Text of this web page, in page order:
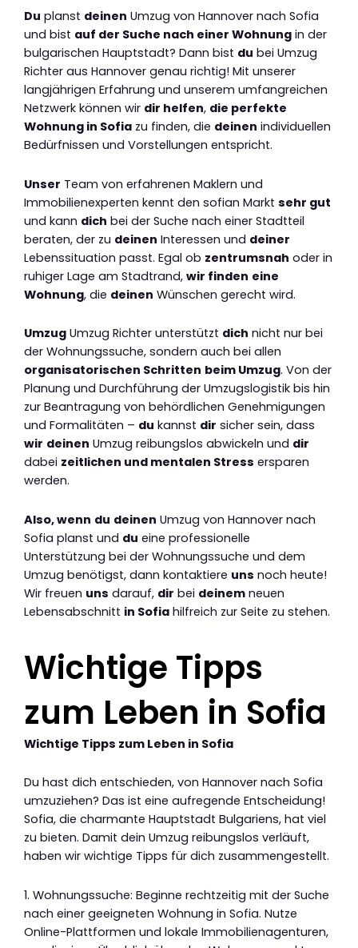
Du planst deinen Umzug von Hannover nach Sofia
und bist auf der Suche nach einer Wohnung in der
bulgarischen Hauptstadt? Dann bist du bei Umzug
Richter aus Hannover genau richtig! Mit unserer
langjährigen Erfahrung und unserem umfangreichen
Netzwerk können wir dir helfen, die perfekte
Wohnung in Sofia zu finden, die deinen individuellen
Bedürfnissen und Vorstellungen entspricht.
Unser Team von erfahrenen Maklern und
Immobilienexperten kennt den sofian Markt sehr gut
und kann dich bei der Suche nach einer Stadtteil
beraten, der zu deinen Interessen und deiner
Lebenssituation passt. Egal ob zentrumsnah oder in
ruhiger Lage am Stadtrand, wir finden eine
Wohnung, die deinen Wünschen gerecht wird.
Umzug Umzug Richter unterstützt dich nicht nur bei
der Wohnungssuche, sondern auch bei allen
organisatorischen Schritten beim Umzug. Von der
Planung und Durchführung der Umzugslogistik bis hin
zur Beantragung von behördlichen Genehmigungen
und Formalitäten – du kannst dir sicher sein, dass
wir deinen Umzug reibungslos abwickeln und dir
dabei zeitlichen und mentalen Stress ersparen
werden.
Also, wenn du deinen Umzug von Hannover nach
Sofia planst und du eine professionelle
Unterstützung bei der Wohnungssuche und dem
Umzug benötigst, dann kontaktiere uns noch heute!
Wir freuen uns darauf, dir bei deinem neuen
Lebensabschnitt in Sofia hilfreich zur Seite zu stehen.
Wichtige Tipps
zum Leben in Sofia
Wichtige Tipps zum Leben in Sofia
Du hast dich entschieden, von Hannover nach Sofia
umzuziehen? Das ist eine aufregende Entscheidung!
Sofia, die charmante Hauptstadt Bulgariens, hat viel
zu bieten. Damit dein Umzug reibungslos verläuft,
haben wir wichtige Tipps für dich zusammengestellt.
1. Wohnungssuche: Beginne rechtzeitig mit der Suche
nach einer geeigneten Wohnung in Sofia. Nutze
Online-Plattformen und lokale Immobilienagenturen,